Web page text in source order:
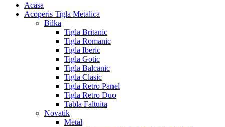
Acasa
Acoperis Tigla Metalica
Bilka
Tigla Britanic
Tigla Romanic
Tigla Iberic
Tigla Gotic
Tigla Balcanic
Tigla Clasic
Tigla Retro Panel
Tigla Retro Duo
Tabla Faltuita
Novatik
Metal